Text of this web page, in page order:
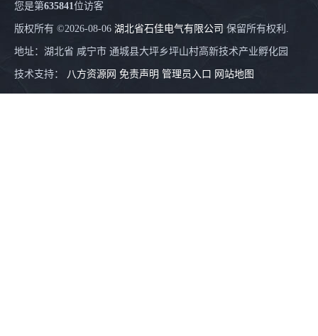
您是第635841位访客
版权所有 ©2026-08-06 湖北省石佳电气有限公司 保留所有权利.
地址：湖北省 咸宁市 通城县大坪乡坪山村高新技术产业孵化园
技术支持： 八方资源网 免责声明 管理员入口 网站地图